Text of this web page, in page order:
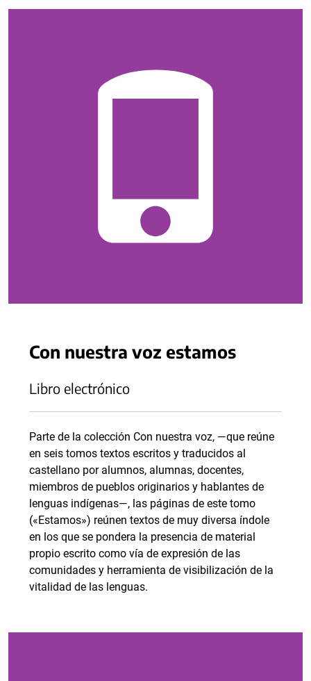
Con nuestra voz estamos
Libro electrónico
Parte de la colección Con nuestra voz, —que reúne
en seis tomos textos escritos y traducidos al
castellano por alumnos, alumnas, docentes,
miembros de pueblos originarios y hablantes de
lenguas indígenas—, las páginas de este tomo
(«Estamos») reúnen textos de muy diversa índole
en los que se pondera la presencia de material
propio escrito como vía de expresión de las
comunidades y herramienta de visibilización de la
vitalidad de las lenguas.